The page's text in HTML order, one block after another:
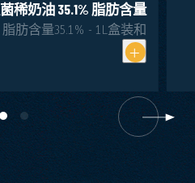
稀奶油 35.1% 脂肪含量
脂肪含量35.1% - 1L盒装和